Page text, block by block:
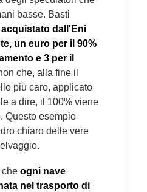
basse. Basti
acquistato dall'Eni
un euro per il 90%
e 3 per il
che, alla fine il
più caro, applicato
a dire, il 100% viene
Questo esempio
chiaro delle vere
che ogni nave
nel trasporto di